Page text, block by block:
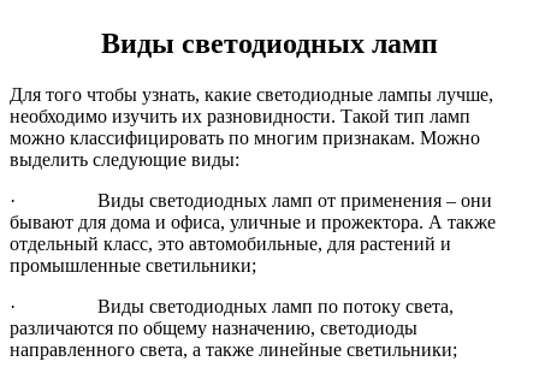
Виды светодиодных ламп
Для того чтобы узнать, какие светодиодные лампы лучше,
необходимо изучить их разновидности. Такой тип ламп
можно классифицировать по многим признакам. Можно
выделить следующие виды:
· Виды светодиодных ламп от применения – они
бывают для дома и офиса, уличные и прожектора. А также
отдельный класс, это автомобильные, для растений и
промышленные светильники;
· Виды светодиодных ламп по потоку света,
различаются по общему назначению, светодиоды
направленного света, а также линейные светильники;